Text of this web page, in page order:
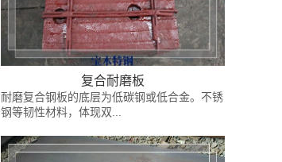
复合耐磨板
耐磨复合钢板的底层为低碳钢或低合金。不锈
钢等韧性材料，体现双...